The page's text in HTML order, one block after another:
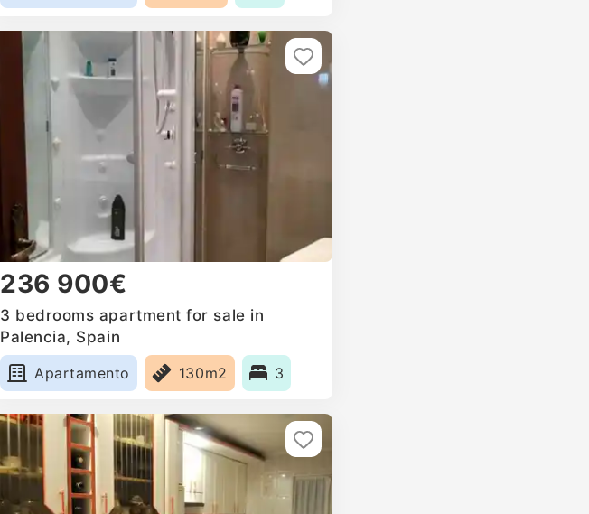
236 900€
3 bedrooms apartment for sale in
Palencia, Spain
Apartamento
130m2 3